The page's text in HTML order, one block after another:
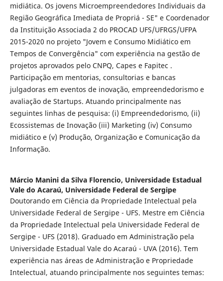
midiática. Os jovens Microempreendedores Individuais da
Região Geográfica Imediata de Propriá - SE" e Coordenador
da Instituição Associada 2 do PROCAD UFS/UFRGS/UFPA
2015-2020 no projeto "Jovem e Consumo Midiático em
Tempos de Convergência" com experiência na gestão de
projetos aprovados pelo CNPQ, Capes e Fapitec .
Participação em mentorias, consultorias e bancas
julgadoras em eventos de inovação, empreendedorismo e
avaliação de Startups. Atuando principalmente nas
seguintes linhas de pesquisa: (i) Empreendedorismo, (ii)
Ecossistemas de Inovação (iii) Marketing (iv) Consumo
midiático e (v) Produção, Organização e Comunicação da
Informação.
Márcio Manini da Silva Florencio, Universidade Estadual
Vale do Acaraú, Universidade Federal de Sergipe
Doutorando em Ciência da Propriedade Intelectual pela
Universidade Federal de Sergipe - UFS. Mestre em Ciência
da Propriedade Intelectual pela Universidade Federal de
Sergipe - UFS (2018). Graduado em Administração pela
Universidade Estadual Vale do Acaraú - UVA (2016). Tem
experiência nas áreas de Administração e Propriedade
Intelectual, atuando principalmente nos seguintes temas: